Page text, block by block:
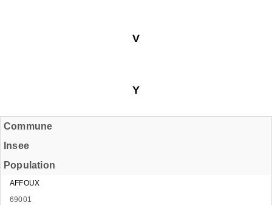
V
Y
Commune
Insee
Population
AFFOUX
69001